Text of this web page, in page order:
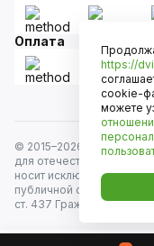
Оплата
© 2015–2026
Движком —
для отечественных
носит исключительно
публичной офертой,
ст. 437 Гражданского
https://
cookie-
можете